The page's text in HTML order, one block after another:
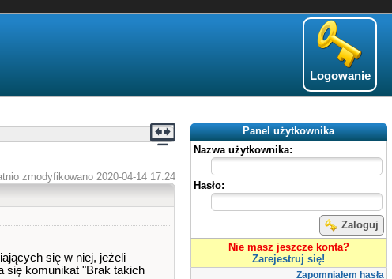
Logowanie
Panel użytkownika
Nazwa użytkownika:
Hasło:
Zaloguj
Nie masz jeszcze konta?
Zarejestruj się!
Zapomniałem hasła
zmodyfikowano 2020-04-14 17:24
się w niej, jeżeli
się komunikat "Brak takich